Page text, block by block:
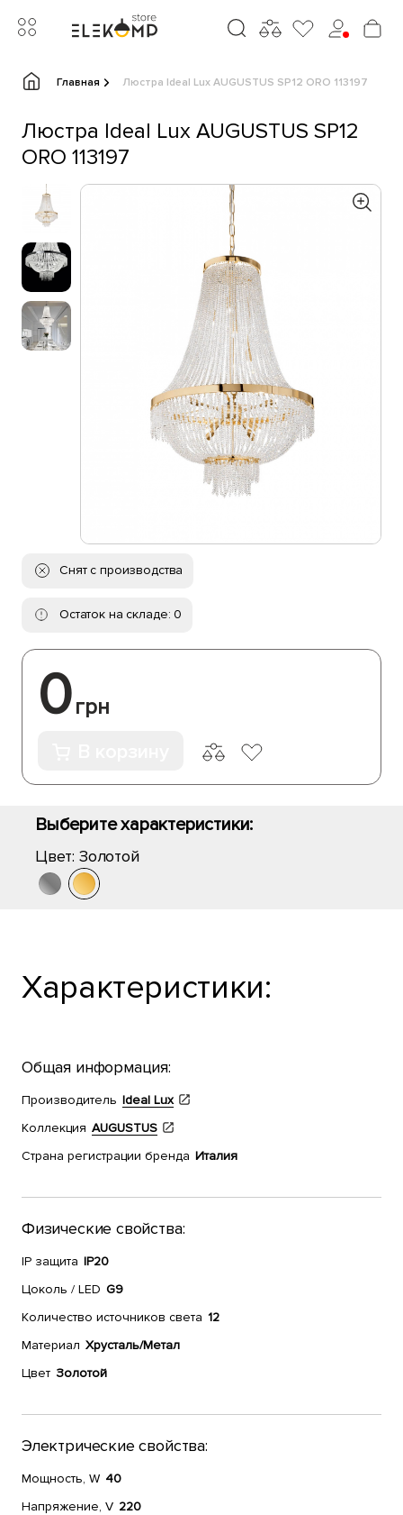
Главная Люстра Ideal Lux AUGUSTUS SP12 ORO 113197
Люстра Ideal Lux AUGUSTUS SP12
ORO 113197
Снят с производства
Остаток на складе: 0
0грн
Выберите характеристики:
Цвет: Золотой
Характеристики:
Общая информация:
Производитель Ideal Lux
Коллекция AUGUSTUS
Страна регистрации бренда Италия
Физические свойства:
IP защита IP20
Цоколь / LED G9
Количество источников света 12
Материал Хрусталь/Метал
Цвет Золотой
Электрические свойства:
Мощность, W 40
Напряжение, V 220